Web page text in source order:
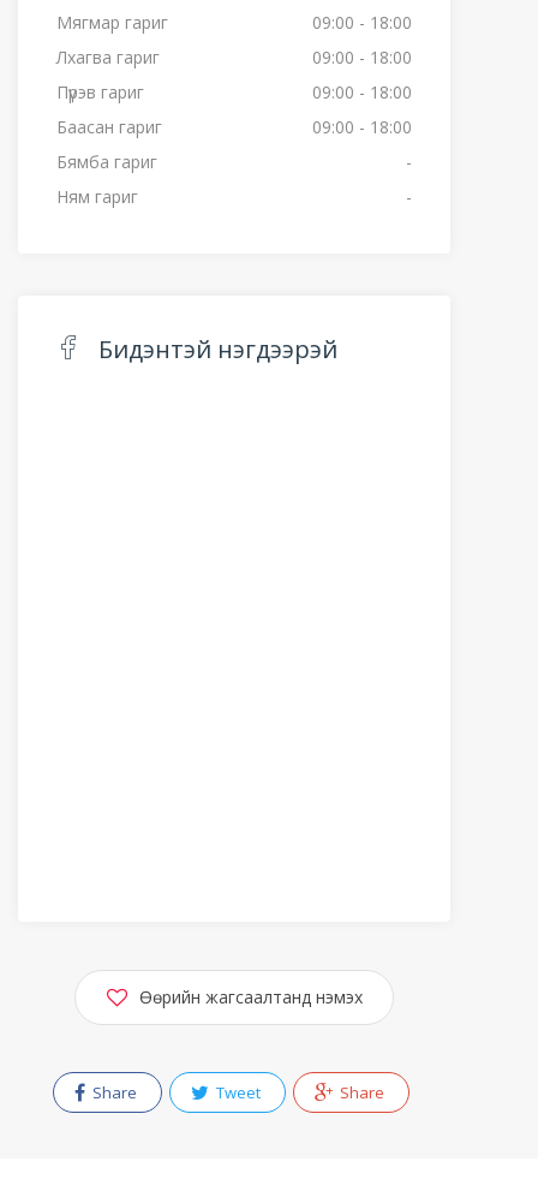
Мягмар гариг
09:00 - 18:00
Лхагва гариг
09:00 - 18:00
Пүрэв гариг
09:00 - 18:00
Баасан гариг
09:00 - 18:00
Бямба гариг
-
Ням гариг
-
Бидэнтэй нэгдээрэй
Өөрийн жагсаалтанд нэмэх
Share Tweet Share